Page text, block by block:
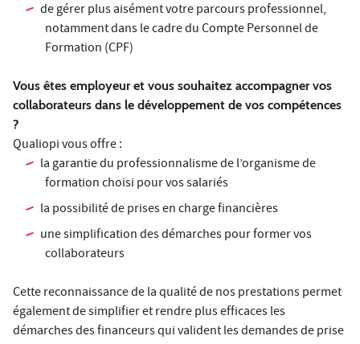
de gérer plus aisément votre parcours professionnel,
notamment dans le cadre du Compte Personnel de
Formation (CPF)
Vous êtes employeur et vous souhaitez accompagner vos
collaborateurs dans le développement de vos compétences
?
Qualiopi vous offre :
la garantie du professionnalisme de l’organisme de
formation choisi pour vos salariés
la possibilité de prises en charge financières
une simplification des démarches pour former vos
collaborateurs
Cette reconnaissance de la qualité de nos prestations permet
également de simplifier et rendre plus efficaces les
démarches des financeurs qui valident les demandes de prise